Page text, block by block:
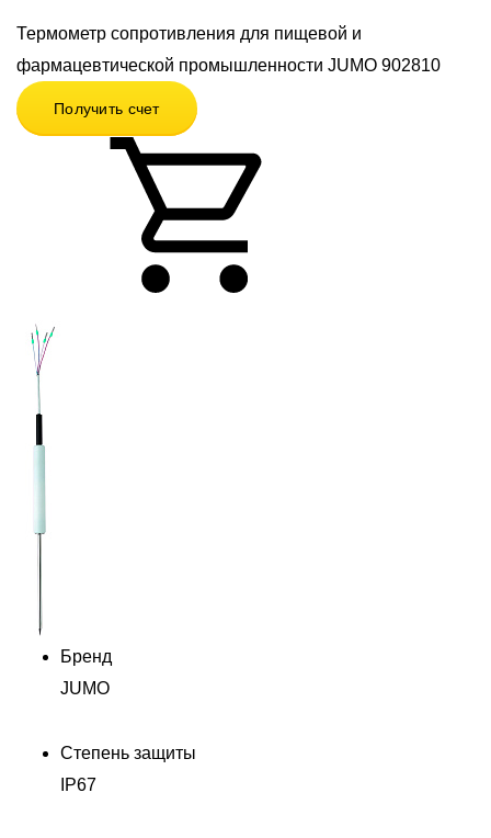
Термометр сопротивления для пищевой и
фармацевтической промышленности JUMO 902810
Получить счет
Бренд
JUMO
Степень защиты
IP67